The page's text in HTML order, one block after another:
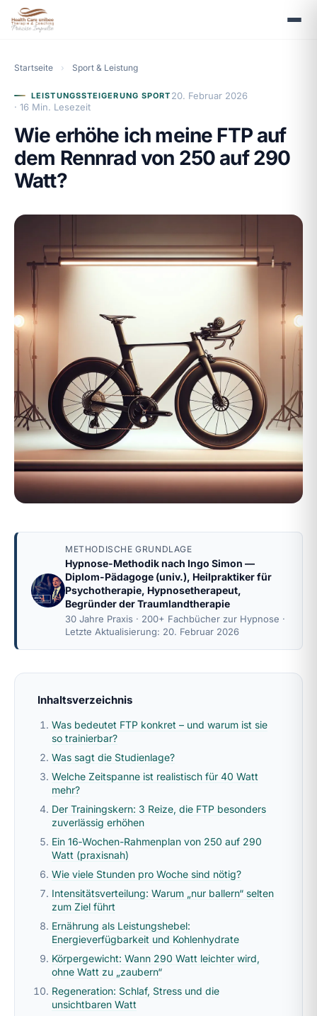
Startseite › Sport & Leistung
LEISTUNGSSTEIGERUNG SPORT 20. Februar 2026
· 16 Min. Lesezeit
Wie erhöhe ich meine FTP auf
dem Rennrad von 250 auf 290
Watt?
METHODISCHE GRUNDLAGE
Hypnose-Methodik nach Ingo Simon —
Diplom-Pädagoge (univ.), Heilpraktiker für
Psychotherapie, Hypnosetherapeut,
Begründer der Traumlandtherapie
30 Jahre Praxis · 200+ Fachbücher zur Hypnose ·
Letzte Aktualisierung: 20. Februar 2026
Inhaltsverzeichnis
Was bedeutet FTP konkret – und warum ist sie
so trainierbar?
Was sagt die Studienlage?
Welche Zeitspanne ist realistisch für 40 Watt
mehr?
Der Trainingskern: 3 Reize, die FTP besonders
zuverlässig erhöhen
Ein 16‑Wochen-Rahmenplan von 250 auf 290
Watt (praxisnah)
Wie viele Stunden pro Woche sind nötig?
Intensitätsverteilung: Warum „nur ballern“ selten
zum Ziel führt
Ernährung als Leistungshebel:
Energieverfügbarkeit und Kohlenhydrate
Körpergewicht: Wann 290 Watt leichter wird,
ohne Watt zu „zaubern“
Regeneration: Schlaf, Stress und die
unsichtbaren Watt